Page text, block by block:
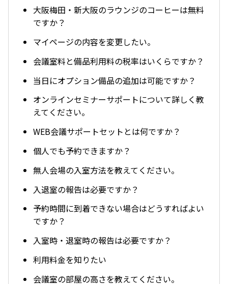
大阪梅田・新大阪のラウンジのコーヒーは無料
ですか？
マイページの内容を変更したい。
会議室料と備品利用料の税率はいくらですか？
当日にオプション備品の追加は可能ですか？
オンラインセミナーサポートについて詳しく教
えてください。
WEB会議サポートセットとは何ですか？
個人でも予約できますか？
無人会場の入室方法を教えてください。
入退室の報告は必要ですか？
予約時間に到着できない場合はどうすればよい
ですか？
入室時・退室時の報告は必要ですか？
利用料金を知りたい
会議室の部屋の高さを教えてください。